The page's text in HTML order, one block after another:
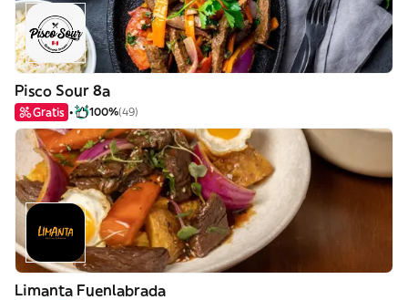
Pisco Sour 8a
Gratis 100%(49)
Limanta Fuenlabrada